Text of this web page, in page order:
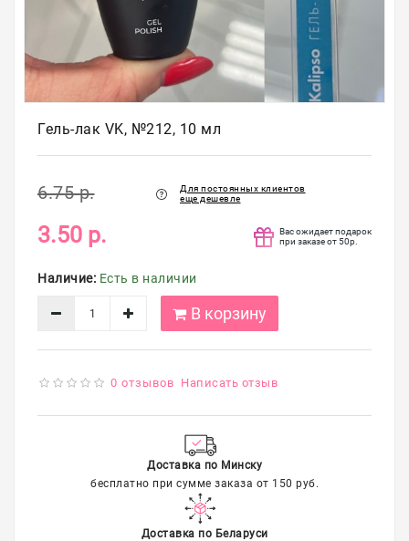
тату
Подарочная
Гель-лак VK, №212, 10 мл
6.75 р.
Для постоянных клиентов
еще дешевле
3.50 р.
Вас ожидает подарок
при заказе от 50р.
Наличие: Есть в наличии
В корзину
0 отзывов Написать отзыв
Доставка по Минску
бесплатно при сумме заказа от 150 руб.
Доставка по Беларуси